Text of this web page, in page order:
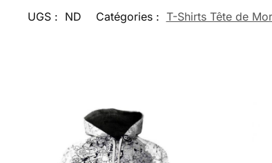
UGS : ND Catégories : T-Shirts Tête de